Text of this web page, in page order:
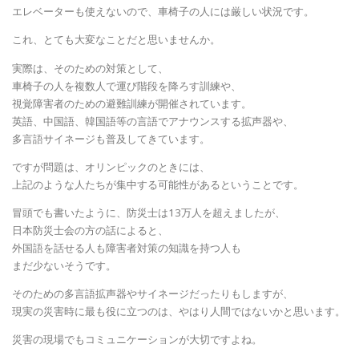
エレベーターも使えないので、車椅子の人には厳しい状況です。
これ、とても大変なことだと思いませんか。
実際は、そのための対策として、
車椅子の人を複数人で運び階段を降ろす訓練や、
視覚障害者のための避難訓練が開催されています。
英語、中国語、韓国語等の言語でアナウンスする拡声器や、
多言語サイネージも普及してきています。
ですが問題は、オリンピックのときには、
上記のような人たちが集中する可能性があるということです。
冒頭でも書いたように、防災士は13万人を超えましたが、
日本防災士会の方の話によると、
外国語を話せる人も障害者対策の知識を持つ人も
まだ少ないそうです。
そのための多言語拡声器やサイネージだったりもしますが、
現実の災害時に最も役に立つのは、やはり人間ではないかと思います。
災害の現場でもコミュニケーションが大切ですよね。